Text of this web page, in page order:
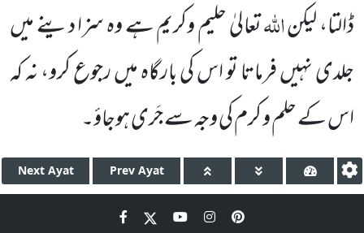
ڈالتا، لیکناللہتعالیٰ حلیم وکریم ہے وہ سزا دینے میں
جلدی نہیں فرماتا تو اس کی بارگاہ میں رجوع کرو، نہ کہ
اس کے حلم و کرم کی وجہ سے جَری ہوجاؤ۔
Next Ayat Prev Ayat